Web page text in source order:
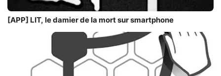
[APP] LIT, le damier de la mort sur smartphone